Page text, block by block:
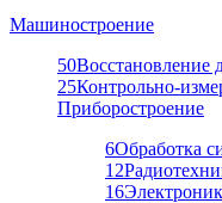
Машиностроение
50Восстановление
25Контрольно-
Приборостроение
6Обработка
12
16